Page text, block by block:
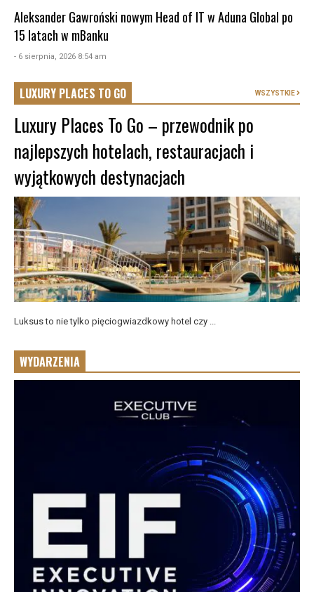
Aleksander Gawroński nowym Head of IT w Aduna Global po
15 latach w mBanku
- 6 sierpnia, 2026 8:54 am
LUXURY PLACES TO GO WSZYSTKIE
Luxury Places To Go – przewodnik po
najlepszych hotelach, restauracjach i
wyjątkowych destynacjach
Luksus to nie tylko pięciogwiazdkowy hotel czy ...
WYDARZENIA